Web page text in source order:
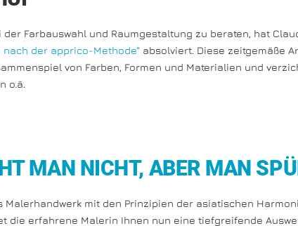
Farbauswahl und Raumgestaltung zu beraten, hat
nach der apprico-Methode“ absolviert. Diese zeitgemäße
von Farben, Formen und Materialien und
o.ä.
MAN NICHT, ABER MAN
Malerhandwerk mit den Prinzipien der asiatischen
die erfahrene Malerin Ihnen nun eine tiefgreifende